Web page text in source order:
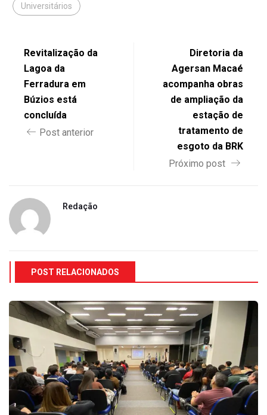
Universitários
Revitalização da
Lagoa da
Ferradura em
Búzios está
concluída
Post anterior
Diretoria da
Agersan Macaé
acompanha obras
de ampliação da
estação de
tratamento de
esgoto da BRK
Próximo post
Redação
POST RELACIONADOS